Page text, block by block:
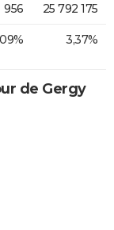
956 25 792 175
3,37%
de Gergy